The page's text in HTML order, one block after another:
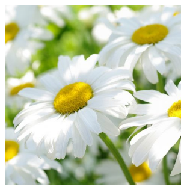
Перейти
к
содержимому